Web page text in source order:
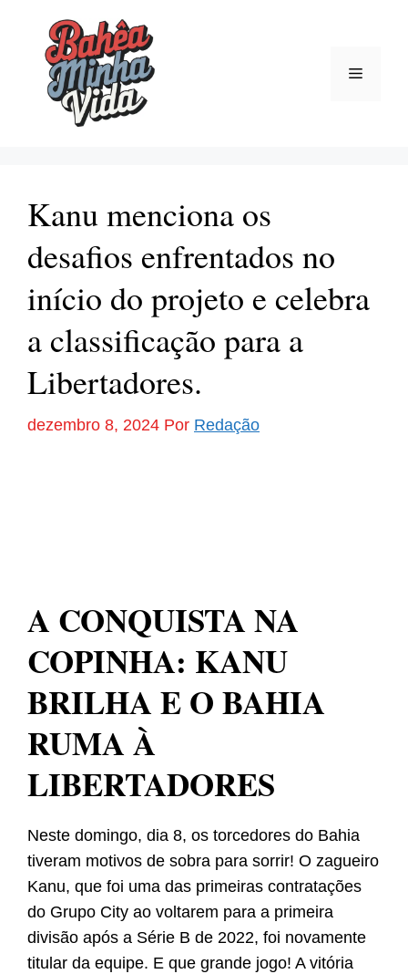
conteúdo
Menu
Kanu menciona os
desafios enfrentados no
início do projeto e celebra
a classificação para a
Libertadores.
dezembro 8, 2024 Por Redação
A CONQUISTA NA
COPINHA: KANU
BRILHA E O BAHIA
RUMA À
LIBERTADORES
Neste domingo, dia 8, os torcedores do Bahia
tiveram motivos de sobra para sorrir! O zagueiro
Kanu, que foi uma das primeiras contratações
do Grupo City ao voltarem para a primeira
divisão após a Série B de 2022, foi novamente
titular da equipe. E que grande jogo! A vitória